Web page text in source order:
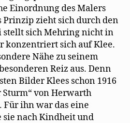
Einordnung des Malers
Prinzip zieht sich durch den
stellt sich Mehring nicht in
konzentriert sich auf Klee.
Nähe zu seinem
Reiz aus. Denn
Bilder Klees schon 1916
Sturm“ von Herwarth
Für ihn war das eine
nach Kindheit und